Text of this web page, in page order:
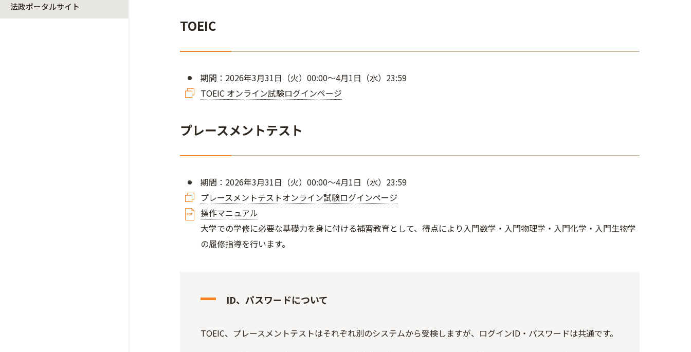
法政ポータルサイト
TOEIC
期間：2026年3月31日（火）00:00～4月1日（水）23:59
TOEIC オンライン試験ログインページ
プレースメントテスト
期間：2026年3月31日（火）00:00～4月1日（水）23:59
プレースメントテストオンライン試験ログインページ
操作マニュアル
大学での学修に必要な基礎力を身に付ける補習教育として、得点により入門数学・入門物理学・入門化学・入門生物学
の履修指導を行います。
ID、パスワードについて
TOEIC、プレースメントテストはそれぞれ別のシステムから受検しますが、ログインID・パスワードは共通です。